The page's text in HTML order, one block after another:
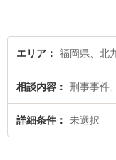
エリア 福岡県、北
相談内容 刑事事件
詳細条件 未選択